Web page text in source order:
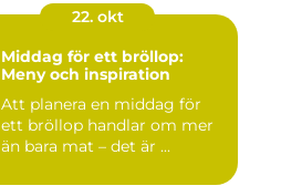
22. okt
Middag för ett bröllop:
Meny och inspiration
Att planera en middag för
ett bröllop handlar om mer
än bara mat – det är ...